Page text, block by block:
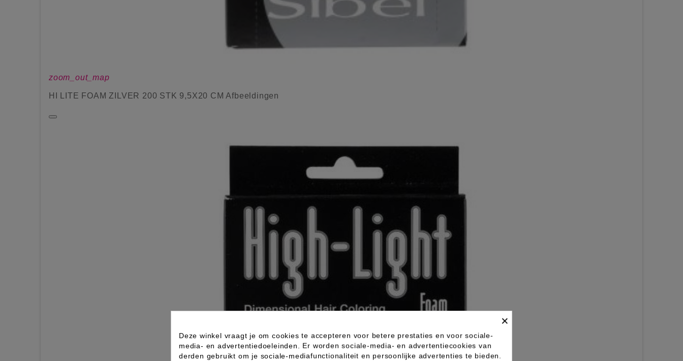
zoom_out_map
HI LITE FOAM ZILVER 200 STK 9,5X20 CM Afbeeldingen
×
Deze winkel vraagt je om cookies te accepteren voor betere prestaties en voor sociale-
media- en advertentiedoeleinden. Er worden sociale-media- en advertentiecookies van
derden gebruikt om je sociale-mediafunctionaliteit en persoonlijke advertenties te bieden.